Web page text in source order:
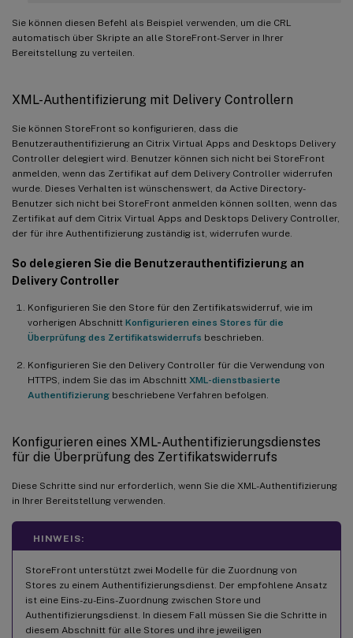
Sie können diesen Befehl als Beispiel verwenden, um die CRL
automatisch über Skripte an alle StoreFront-Server in Ihrer
Bereitstellung zu verteilen.
XML-Authentifizierung mit Delivery Controllern
Sie können StoreFront so konfigurieren, dass die
Benutzerauthentifizierung an Citrix Virtual Apps and Desktops Delivery
Controller delegiert wird. Benutzer können sich nicht bei StoreFront
anmelden, wenn das Zertifikat auf dem Delivery Controller widerrufen
wurde. Dieses Verhalten ist wünschenswert, da Active Directory-
Benutzer sich nicht bei StoreFront anmelden können sollten, wenn das
Zertifikat auf dem Citrix Virtual Apps and Desktops Delivery Controller,
der für ihre Authentifizierung zuständig ist, widerrufen wurde.
So delegieren Sie die Benutzerauthentifizierung an
Delivery Controller
Konfigurieren Sie den Store für den Zertifikatswiderruf, wie im
vorherigen Abschnitt Konfigurieren eines Stores für die
Überprüfung des Zertifikatswiderrufs beschrieben.
Konfigurieren Sie den Delivery Controller für die Verwendung von
HTTPS, indem Sie das im Abschnitt XML-dienstbasierte
Authentifizierung beschriebene Verfahren befolgen.
Konfigurieren eines XML-Authentifizierungsdienstes
für die Überprüfung des Zertifikatswiderrufs
Diese Schritte sind nur erforderlich, wenn Sie die XML-Authentifizierung
in Ihrer Bereitstellung verwenden.
HINWEIS:
StoreFront unterstützt zwei Modelle für die Zuordnung von
Stores zu einem Authentifizierungsdienst. Der empfohlene Ansatz
ist eine Eins-zu-Eins-Zuordnung zwischen Store und
Authentifizierungsdienst. In diesem Fall müssen Sie die Schritte in
diesem Abschnitt für alle Stores und ihre jeweiligen